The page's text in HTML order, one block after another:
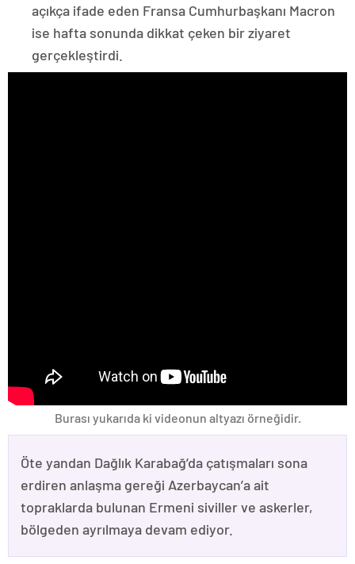
açıkça ifade eden Fransa Cumhurbaşkanı Macron
ise hafta sonunda dikkat çeken bir ziyaret
gerçekleştirdi.
Burası yukarıda ki videonun altyazı örneğidir.
Öte yandan Dağlık Karabağ’da çatışmaları sona
erdiren anlaşma gereği Azerbaycan’a ait
topraklarda bulunan Ermeni siviller ve askerler,
bölgeden ayrılmaya devam ediyor.